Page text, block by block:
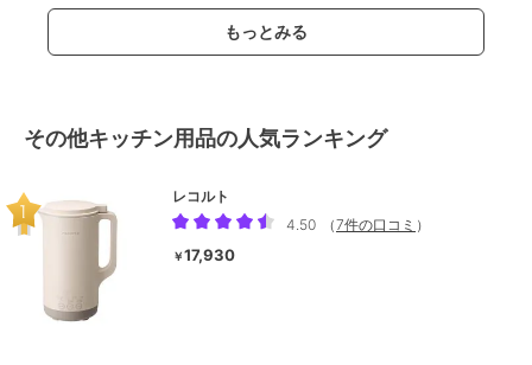
もっとみる
その他キッチン用品の人気ランキング
レコルト
4.50
（7件の口コミ ）
￥17,930